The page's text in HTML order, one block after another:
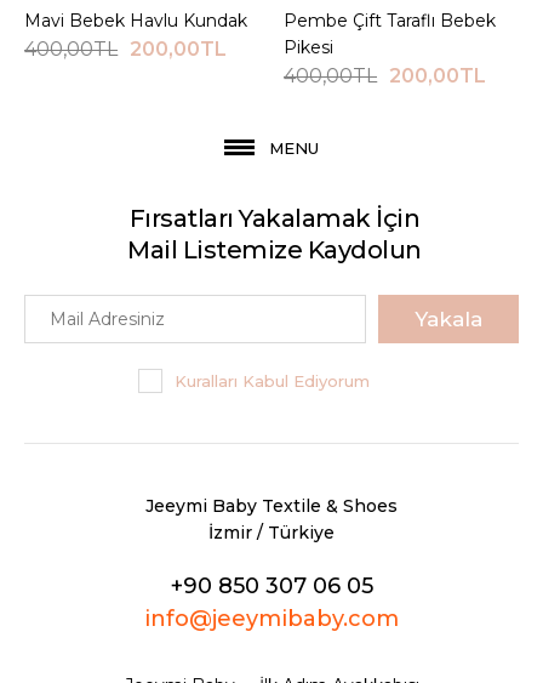
Sepete Ekle
Mavi Bebek Havlu Kundak
400,00TL 200,00TL
Sepete Ekle
Pembe Çift Taraflı Bebek
Pikesi
400,00TL 200,00TL
MENU
Fırsatları Yakalamak İçin
Mail Listemize Kaydolun
Yakala
Kuralları Kabul Ediyorum
Jeeymi Baby Textile & Shoes
İzmir / Türkiye
+90 850 307 06 05
info@jeeymibaby.com